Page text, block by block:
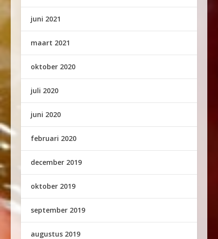
juni 2021
maart 2021
oktober 2020
juli 2020
juni 2020
februari 2020
december 2019
oktober 2019
september 2019
augustus 2019